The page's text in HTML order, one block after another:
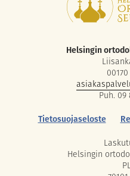
Helsingin
Puh. 09
Tietosuojaseloste
Helsingin